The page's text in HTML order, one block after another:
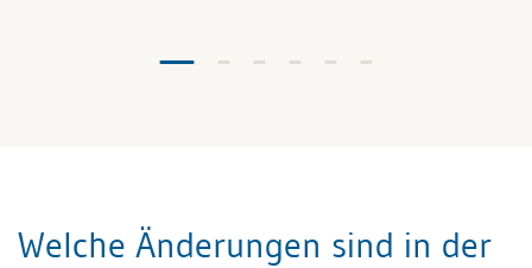
Welche Änderungen sind in der